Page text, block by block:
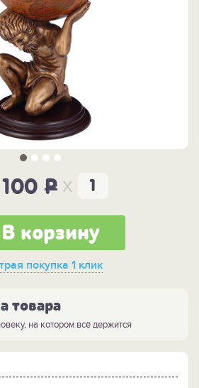
P x
В корзину
покупка 1 клик
товара
на котором всё держится